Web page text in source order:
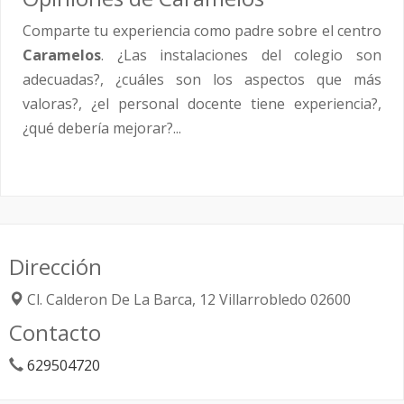
Comparte tu experiencia como padre sobre el centro
Caramelos. ¿Las instalaciones del colegio son
adecuadas?, ¿cuáles son los aspectos que más
valoras?, ¿el personal docente tiene experiencia?,
¿qué debería mejorar?...
Dirección
Cl. Calderon De La Barca, 12 Villarrobledo 02600
Contacto
629504720